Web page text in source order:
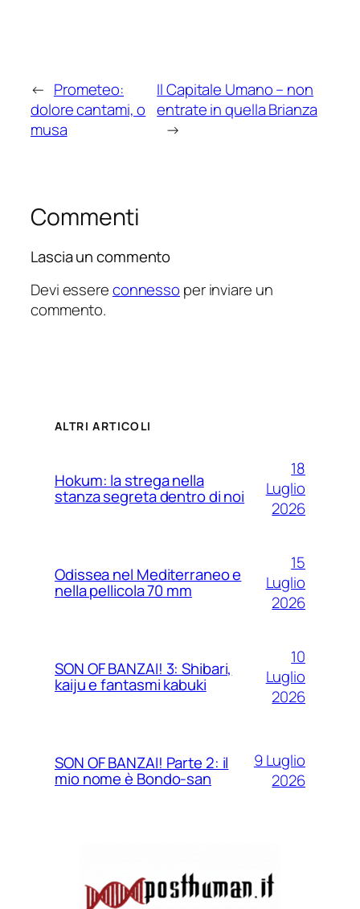
← Prometeo:
dolore cantami, o
musa
Il Capitale Umano – non
entrate in quella Brianza
→
Commenti
Lascia un commento
Devi essereconnesso per inviare un
commento.
ALTRI ARTICOLI
Hokum: la strega nella
stanza segreta dentro di noi
18
Luglio
2026
Odissea nel Mediterraneo e
nella pellicola 70 mm
15
Luglio
2026
SON OF BANZAI! 3: Shibari,
kaiju e fantasmi kabuki
10
Luglio
2026
SON OF BANZAI! Parte 2: il
mio nome è Bondo-san
9 Luglio
2026